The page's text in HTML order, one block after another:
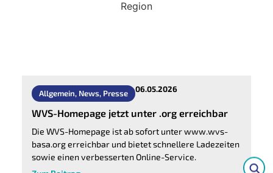
Allgemein, News, Presse 06.05.2026
WVS-Homepage jetzt unter .org erreichbar
Die WVS-Homepage ist ab sofort unter www.wvs-
basa.org erreichbar und bietet schnellere Ladezeiten
sowie einen verbesserten Online-Service.